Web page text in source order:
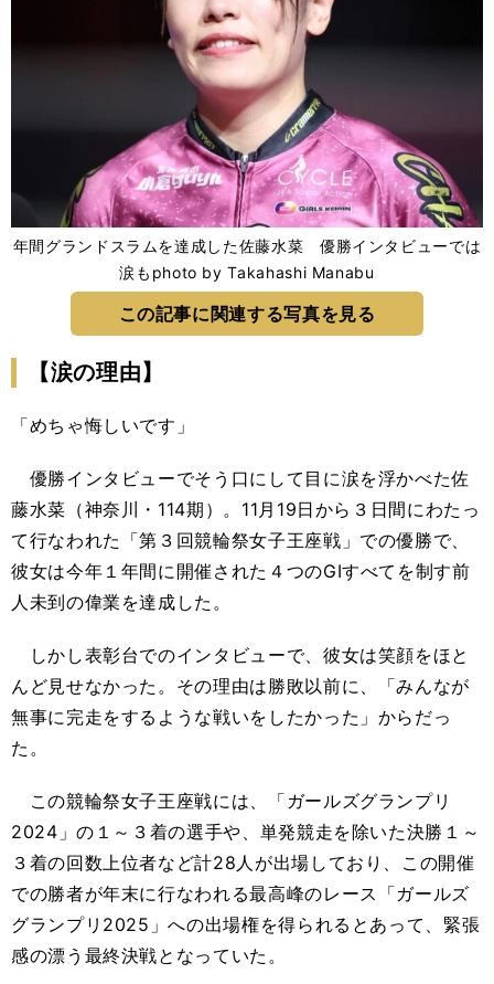
年間グランドスラムを達成した佐藤水菜 優勝インタビューでは
涙もphoto by Takahashi Manabu
この記事に関連する写真を見る
【涙の理由】
「めちゃ悔しいです」
優勝インタビューでそう口にして目に涙を浮かべた佐
藤水菜（神奈川・114期）。11月19日から３日間にわたっ
て行なわれた「第３回競輪祭女子王座戦」での優勝で、
彼女は今年１年間に開催された４つのGⅠすべてを制す前
人未到の偉業を達成した。
しかし表彰台でのインタビューで、彼女は笑顔をほと
んど見せなかった。その理由は勝敗以前に、「みんなが
無事に完走をするような戦いをしたかった」からだっ
た。
この競輪祭女子王座戦には、「ガールズグランプリ
2024」の１～３着の選手や、単発競走を除いた決勝１～
３着の回数上位者など計28人が出場しており、この開催
での勝者が年末に行なわれる最高峰のレース「ガールズ
グランプリ2025」への出場権を得られるとあって、緊張
感の漂う最終決戦となっていた。